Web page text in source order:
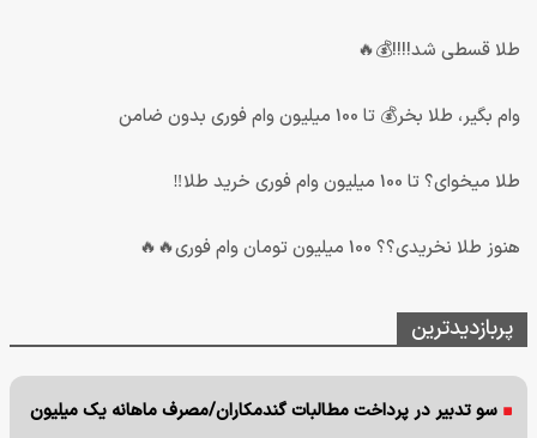
طلا قسطی شد!!!!💰🔥
وام بگیر، طلا بخر💰 تا 100 میلیون وام فوری بدون ضامن
طلا میخوای؟ تا 100 میلیون وام فوری خرید طلا‼️
هنوز طلا نخریدی؟؟ 100 میلیون تومان وام فوری🔥🔥
پربازدیدترین
سو تدبیر در پرداخت مطالبات گندمکاران/مصرف ماهانه یک میلیون